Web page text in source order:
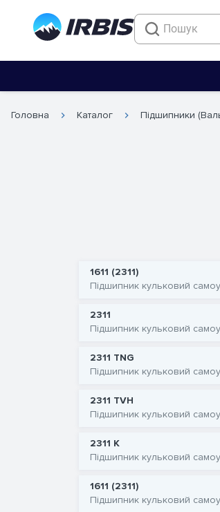
Головна Каталог Підшипники
1611 (2311)
Підшипник кульковий
2311
Підшипник кульковий
2311 TNG
Підшипник кульковий
2311 TVH
Підшипник кульковий
2311 K
Підшипник кульковий
1611 (2311)
Підшипник кульковий